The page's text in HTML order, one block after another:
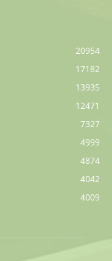
20954
17182
13935
12471
7327
4999
4874
4042
4009